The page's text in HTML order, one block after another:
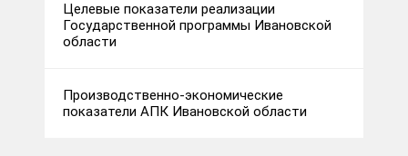
Целевые показатели реализации
Государственной программы Ивановской
области
Производственно-экономические
показатели АПК Ивановской области